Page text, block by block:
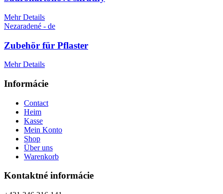
Mehr Details
Nezaradené - de
Zubehör für Pflaster
Mehr Details
Informácie
Contact
Heim
Kasse
Mein Konto
Shop
Über uns
Warenkorb
Kontaktné informácie